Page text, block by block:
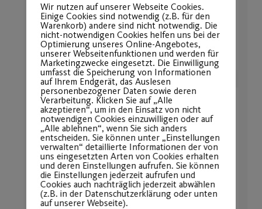
Wir nutzen auf unserer Webseite Cookies.
Einige Cookies sind notwendig (z.B. für den
Warenkorb) andere sind nicht notwendig. Die
nicht-notwendigen Cookies helfen uns bei der
Optimierung unseres Online-Angebotes,
unserer Webseitenfunktionen und werden für
Marketingzwecke eingesetzt. Die Einwilligung
umfasst die Speicherung von Informationen
auf Ihrem Endgerät, das Auslesen
personenbezogener Daten sowie deren
Verarbeitung. Klicken Sie auf „Alle
akzeptieren“, um in den Einsatz von nicht
notwendigen Cookies einzuwilligen oder auf
„Alle ablehnen“, wenn Sie sich anders
entscheiden. Sie können unter „Einstellungen
verwalten“ detaillierte Informationen der von
uns eingesetzten Arten von Cookies erhalten
und deren Einstellungen aufrufen. Sie können
die Einstellungen jederzeit aufrufen und
Cookies auch nachträglich jederzeit abwählen
(z.B. in der Datenschutzerklärung oder unten
auf unserer Webseite).